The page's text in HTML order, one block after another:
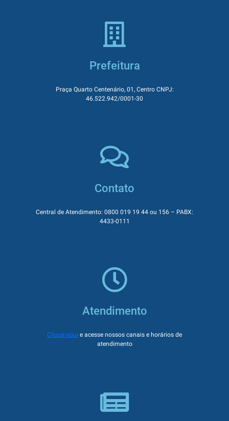
Prefeitura
Praça Quarto Centenário, 01, Centro CNPJ:
46.522.942/0001-30
Contato
Central de Atendimento: 0800 019 19 44 ou 156 – PABX:
4433-0111
Atendimento
Clique aqui e acesse nossos canais e horários de
atendimento